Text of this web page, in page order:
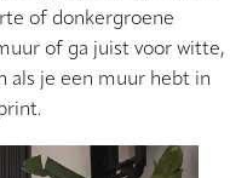
of donkergroene
of ga juist voor witte,
als je een muur hebt in